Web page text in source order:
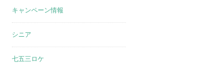
キャンペーン情報
シニア
七五三ロケ